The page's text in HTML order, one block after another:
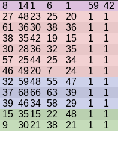
8 141 6 1 59 42
27 4823 25 20 1
1
61 3630 38 36 1
1
38 3542 19 15 1
1
30 2836 32 35 1
1
57 2544 25 34 1
1
46 4920 7 24 1
1
32 5948 55 47 1
1
37 6866 63 39 1
1
39 4634 58 29 1
1
15 3515 22 48 1
1
9 3021 38 21 1 1